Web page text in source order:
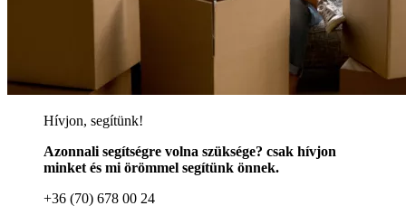
Hívjon, segítünk!
Azonnali segítségre volna szüksége? csak hívjon
minket és mi örömmel segítünk önnek.
+36 (70) 678 00 24